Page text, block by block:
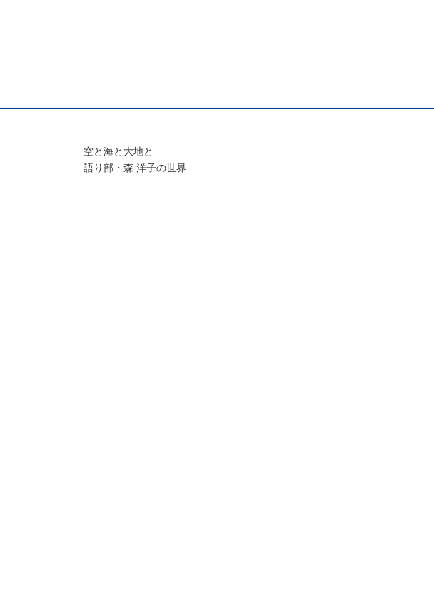
空と海と大地と
語り部・森 洋子の世界